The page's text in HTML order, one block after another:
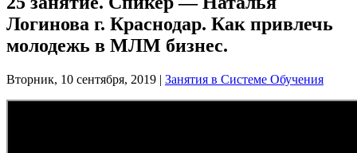
Логинова г. Краснодар. Как привлечь
молодежь в МЛМ бизнес.
Вторник, 10 сентября, 2019 | Занятия в Системе Обучения